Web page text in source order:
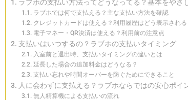
ラブホの支払い方法ってどうなってる？基本をやさ
ラブホでは何で支払える？主な支払い方法を確認
クレジットカードは使える？利用履歴はどう表示される
電子マネー・QR決済は使える？利用前の注意点
支払いはいつするの？ラブホの支払いタイミング
入室前と退出時、支払いタイミングの違いとは
延長した場合の追加料金はどうなる？
支払い忘れや時間オーバーを防ぐためにできること
人に会わずに支払える？ラブホならではの安心ポイ
無人精算機による支払いの流れ